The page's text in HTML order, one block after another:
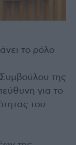
το ρόλο
της
για το
του